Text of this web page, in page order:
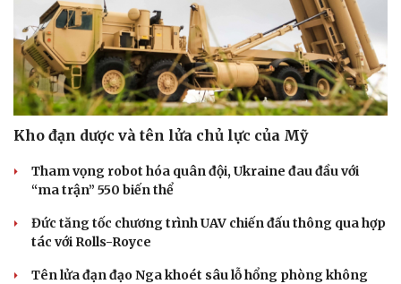
Kho đạn dược và tên lửa chủ lực của Mỹ
Tham vọng robot hóa quân đội, Ukraine đau đầu với
“ma trận” 550 biến thể
Đức tăng tốc chương trình UAV chiến đấu thông qua hợp
tác với Rolls-Royce
Tên lửa đạn đạo Nga khoét sâu lỗ hổng phòng không